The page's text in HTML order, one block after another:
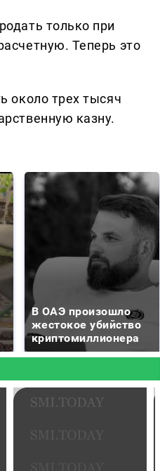
только при
Теперь это
около трех тысяч
казну.
В ОАЭ произошло
жестокое убийство
криптомиллионера